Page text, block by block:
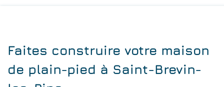
Faites construire votre maison
de plain-pied à Saint-Brevin-